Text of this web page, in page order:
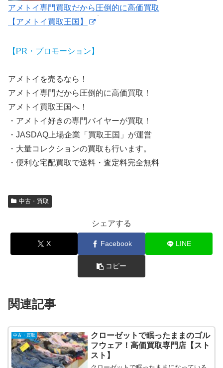
アメトイ専門買取だから圧倒的に高価買取
【アメトイ買取王国】
【PR・プロモーション】
アメトイを売るなら！
アメトイ専門だから圧倒的に高価買取！
アメトイ買取王国へ！
・アメトイ好きの専門バイヤーが買取！
・JASDAQ上場企業「買取王国」が運営
・大量コレクションの買取も行います。
・便利な宅配買取で送料・査定料完全無料
中古・買取
シェアする
X Facebook LINE
コピー
関連記事
中古・買取
クローゼットで眠ったままのゴル
フウェア！高価買取専門店【スト
スト】